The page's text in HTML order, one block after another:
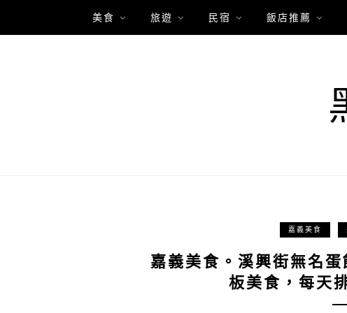
美食 旅遊 民宿 飯店推薦
嘉義美食
嘉義美食。溪興街無名
板美食，每天